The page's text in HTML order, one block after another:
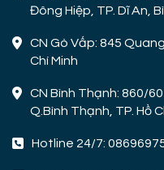
Đông Hiệp, TP. Dĩ An,
CN Gò Vấp: 845
Chí Minh
CN Bình Thạnh: 860/
Q.Bình Thạnh, TP. Hồ
Hotline 24/7: